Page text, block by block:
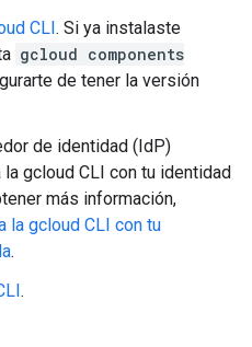
CLI. Si ya instalaste
gcloud components
de tener la versión
de identidad (IdP)
la gcloud CLI con tu identidad
más información,
la gcloud CLI con tu
.
.